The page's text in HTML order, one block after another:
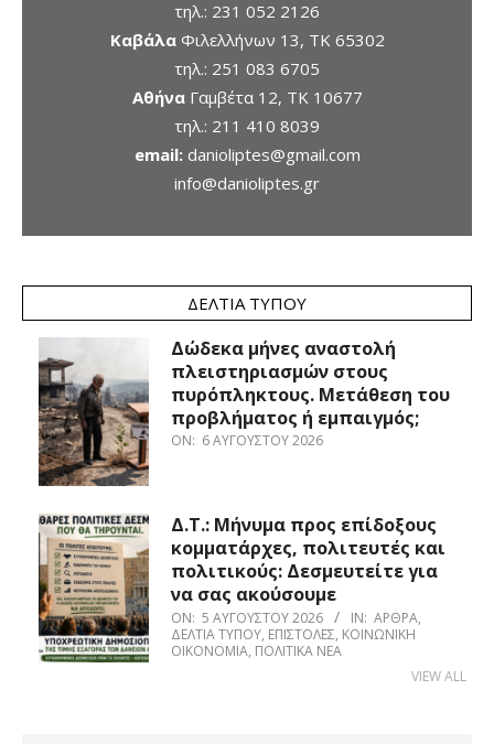
τηλ.: 231 052 2126
ΚαβάλαΦιλελλήνων 13, ΤΚ 65302
τηλ.: 251 083 6705
ΑθήναΓαμβέτα 12, ΤΚ 10677
τηλ.: 211 410 8039
email: danioliptes@gmail.com
info@danioliptes.gr
ΔΕΛΤΊΑ ΤΎΠΟΥ
Δώδεκα μήνες αναστολή
πλειστηριασμών στους
πυρόπληκτους. Μετάθεση του
προβλήματος ή εμπαιγμός;
ON: 6 ΑΥΓΟΎΣΤΟΥ 2026
Δ.Τ.: Μήνυμα προς επίδοξους
κομματάρχες, πολιτευτές και
πολιτικούς: Δεσμευτείτε για
να σας ακούσουμε
ON: 5 ΑΥΓΟΎΣΤΟΥ 2026 IN: ΆΡΘΡΑ,
ΔΕΛΤΊΑ ΤΎΠΟΥ, ΕΠΙΣΤΟΛΈΣ, ΚΟΙΝΩΝΙΚΉ
ΟΙΚΟΝΟΜΊΑ, ΠΟΛΙΤΙΚΆ ΝΈΑ
VIEW ALL